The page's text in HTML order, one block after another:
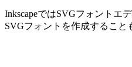
InkscapeではSVGフォントエ
SVGフォントを作成すること